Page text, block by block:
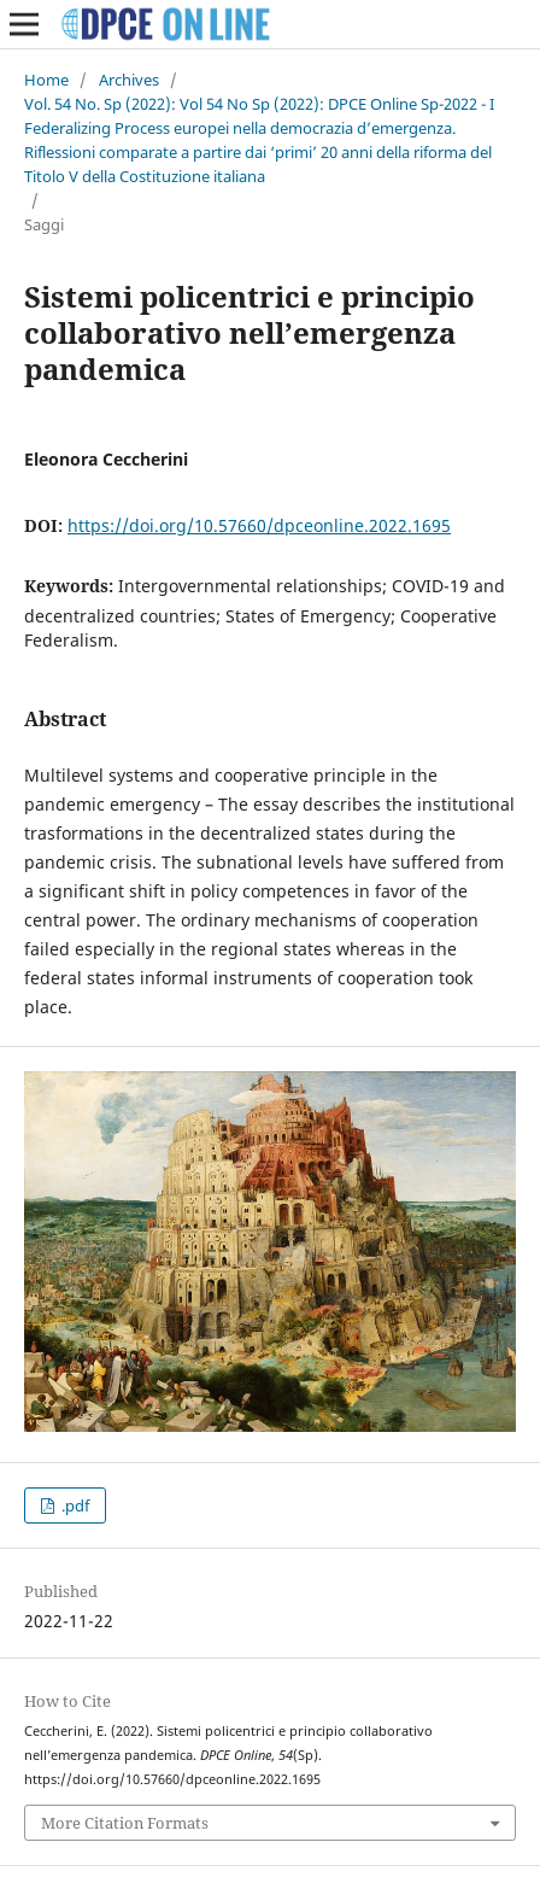
Home / Archives /
Vol. 54 No. Sp (2022): Vol 54 No Sp (2022): DPCE Online Sp-2022 - I
Federalizing Process europei nella democrazia d’emergenza.
Riflessioni comparate a partire dai ‘primi’ 20 anni della riforma del
Titolo V della Costituzione italiana
/
Saggi
Sistemi policentrici e principio
collaborativo nell’emergenza
pandemica
Eleonora Ceccherini
DOI: https://doi.org/10.57660/dpceonline.2022.1695
Keywords: Intergovernmental relationships; COVID-19 and
decentralized countries; States of Emergency; Cooperative
Federalism.
Abstract
Multilevel systems and cooperative principle in the
pandemic emergency – The essay describes the institutional
trasformations in the decentralized states during the
pandemic crisis. The subnational levels have suffered from
a significant shift in policy competences in favor of the
central power. The ordinary mechanisms of cooperation
failed especially in the regional states whereas in the
federal states informal instruments of cooperation took
place.
.pdf
Published
2022-11-22
How to Cite
Ceccherini, E. (2022). Sistemi policentrici e principio collaborativo
nell’emergenza pandemica. DPCE Online, 54(Sp).
https://doi.org/10.57660/dpceonline.2022.1695
More Citation Formats